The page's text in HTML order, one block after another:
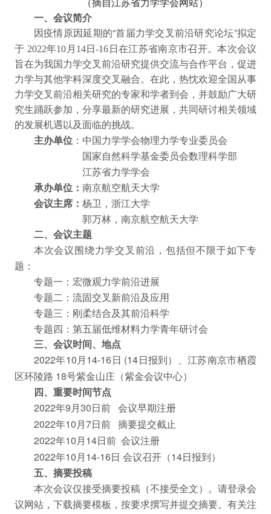
（摘自江苏省力学学会网站）
一、会议简介
因疫情原因延期的“首届力学交叉前沿研究论坛”拟定
于 2022年10 月 14日-16 日在江苏省南京市召开。本次会议
旨在为我国力学交叉前沿研究提供交流与合作平台，促进
力学与其他学科深度交叉融合。在此，热忱欢迎全国从事
力学交叉前沿相关研究的专家和学者到会，并鼓励广大研
究生踊跃参加，分享最新的研究进展，共同研讨相关领域
的发展机遇以及面临的挑战。
主办单位：中国力学学会物理力学专业委员会
国家自然科学基金委员会数理科学部
江苏省力学学会
承办单位： 南京航空航天大学
会议主席： 杨卫，浙江大学
郭万林，南京航空航天大学
二、会议主题
本次会议围绕力学交叉前沿，包括但不限于如下专
题：
专题一：宏微观力学前沿进展
专题二：流固交叉新前沿及应用
专题三：刚柔结合及其前沿科学
专题四：第五届低维材料力学青年研讨会
三、会议时间、地点
2022年10 月 14-16 日 (14 日报到）、江苏南京市栖霞
区环陵路 18号紫金山庄（紫金会议中心）
四、重要时间节点
2022年9 月 30 日前
会议早期注册
2022年10 月 7日前
摘要提交截止
2022年10 月 14日前 会议注册
2022年10 月 14-16日 会议召开（14日报到）
五、摘要投稿
本次会议仅接受摘要投稿（不接受全文）。请登录会
议网站，下载摘要模板，按要求撰写并提交摘要。有关注